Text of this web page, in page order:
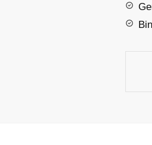
Pro
|